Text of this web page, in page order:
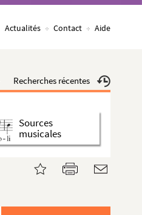
Actualités Contact Aide
Recherches récentes
Sources
musicales